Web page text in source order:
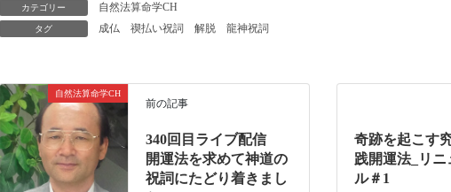
カテゴリー 自然法算命学CH
タグ 成仏 禊払い祝詞 解脱 龍神祝詞
自然法算命学CH
前の記事
340回目ライブ配信
開運法を求めて神道の
祝詞にたどり着きまし
奇跡を起こす
践開運法_リニ
ル＃1